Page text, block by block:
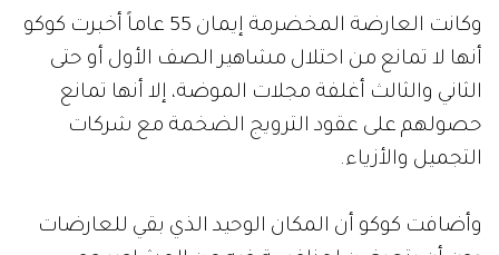
وكانت العارضة المخضرمة إيمان 55 عاماً أخبرت كوكو
أنها لا تمانع من احتلال مشاهير الصف الأول أو حتى
الثاني والثالث أغلفة مجلات الموضة، إلا أنها تمانع
حصولهم على عقود الترويج الضخمة مع شركات
التجميل والأزياء.
وأضافت كوكو أن المكان الوحيد الذي بقي للعارضات